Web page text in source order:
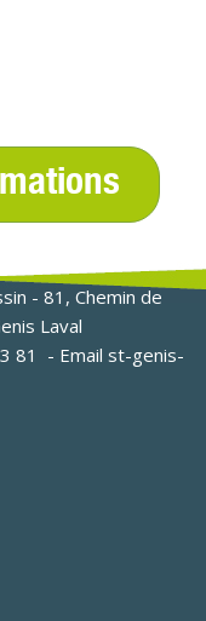
- 81, Chemin de
Laval
81 - Email st-genis-